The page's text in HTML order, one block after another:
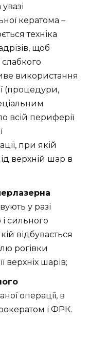
кератома –
техніка
щоб
слабкого
використання
(процедури,
всій периферії
при якій
верхній шар в
у разі
сильного
відбувається
рогівки
шарів;
операції, в
і ФРК.